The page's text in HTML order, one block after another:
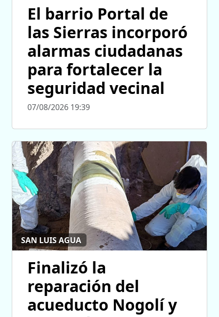
El barrio Portal de
las Sierras incorporó
alarmas ciudadanas
para fortalecer la
seguridad vecinal
07/08/2026 19:39
SAN LUIS AGUA
Finalizó la
reparación del
acueducto Nogolí y